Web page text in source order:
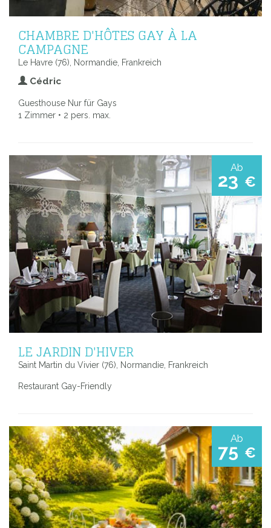
CHAMBRE D'HÔTES GAY À LA
CAMPAGNE
Le Havre (76), Normandie, Frankreich
Cédric
Guesthouse Nur für Gays
1 Zimmer • 2 pers. max.
Ab
23 €
LE JARDIN D'HIVER
Saint Martin du Vivier (76), Normandie, Frankreich
Restaurant Gay-Friendly
Ab
75 €